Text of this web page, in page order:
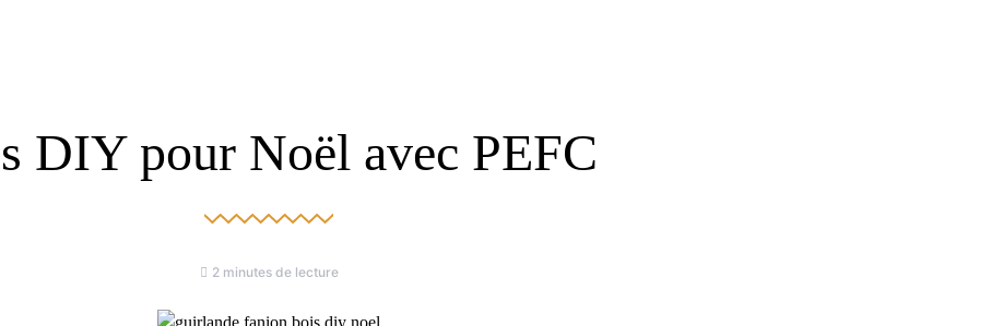
DIY pour Noël avec PEFC
2 minutes de lecture